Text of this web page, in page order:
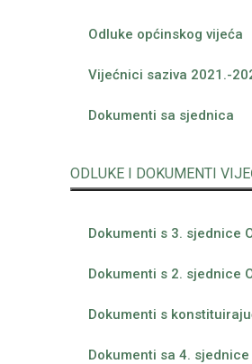
Odluke općinskog vijeća
Vijećnici saziva 2021.-
Dokumenti sa sjednica
ODLUKE I DOKUMENTI
Dokumenti s 3. sjednice
Dokumenti s 2. sjednice
Dokumenti s
Dokumenti sa 4.